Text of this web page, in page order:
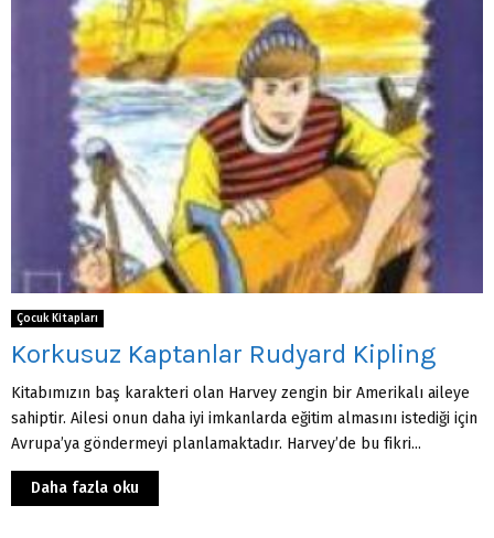
Çocuk Kitapları
Korkusuz Kaptanlar Rudyard Kipling
Kitabımızın baş karakteri olan Harvey zengin bir Amerikalı aileye
sahiptir. Ailesi onun daha iyi imkanlarda eğitim almasını istediği için
Avrupa’ya göndermeyi planlamaktadır. Harvey’de bu fikri...
Daha fazla oku